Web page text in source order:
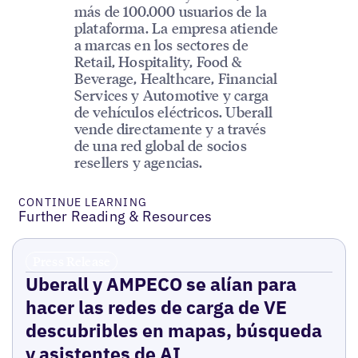
más de 100.000 usuarios de la
plataforma. La empresa atiende
a marcas en los sectores de
Retail, Hospitality, Food &
Beverage, Healthcare, Financial
Services y Automotive y carga
de vehículos eléctricos. Uberall
vende directamente y a través
de una red global de socios
resellers y agencias.
CONTINUE LEARNING
Further Reading & Resources
Uberall y AMPECO se alían para
hacer las redes de carga de VE
descubribles en mapas, búsqueda
y asistentes de AI